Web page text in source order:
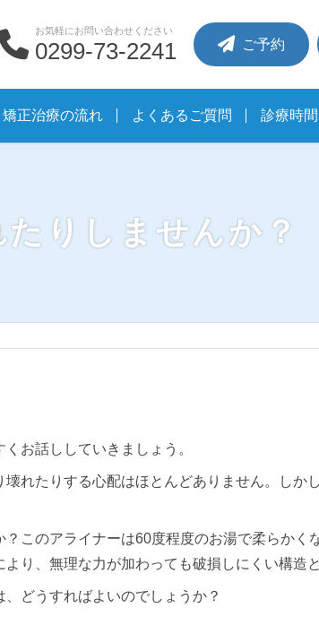
お気軽にお問い合わせください
0299-73-2241 ご予約
矯正治療の流れ よくあるご質問 診療時
りしませんか？
お話ししていきましょう。
れたりする心配はほとんどありません。しか
このアライナーは60度程度のお湯で柔らかく
り、無理な力が加わっても破損しにくい構造
どうすればよいのでしょうか？